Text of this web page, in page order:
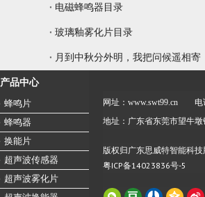
电磁蜂鸣器目录
玻璃釉雾化片目录
月到中秋分外明，我把问候遥相寄
产品中心
蜂鸣片
蜂鸣器
换能片
超声波传感器
超声波雾化片
网址：www.swt99.cn 电
地址：广东省东莞市望牛
版权归广东思威特智能科
粤ICP备14023836号-5